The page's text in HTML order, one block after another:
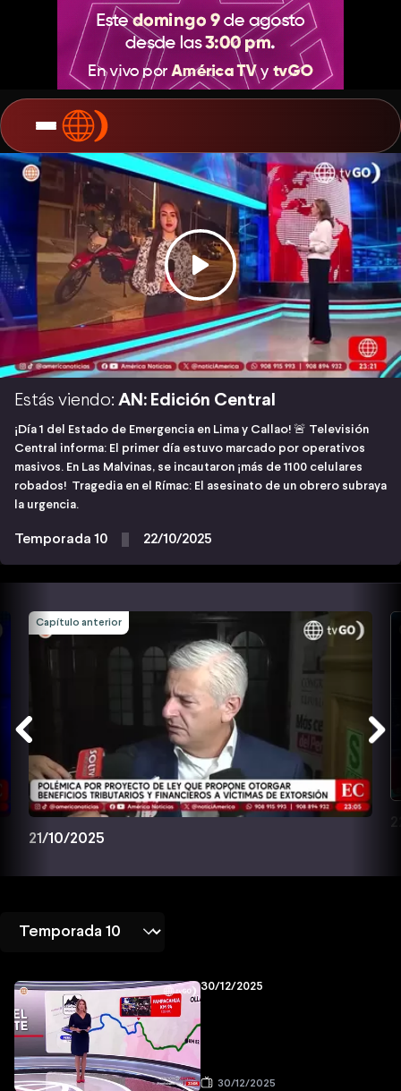
Estás viendo: AN: Edición Central
¡Día 1 del Estado de Emergencia en Lima y Callao! 🚨 Televisión
Central informa: El primer día estuvo marcado por operativos
masivos. En Las Malvinas, se incautaron ¡más de 1100 celulares
robados! Tragedia en el Rímac: El asesinato de un obrero subraya
la urgencia.
Temporada 10 22/10/2025
Capítulo anterior
21/10/2025
30/12/2025
30/12/2025